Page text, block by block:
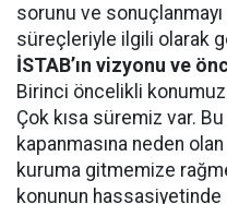
sorunu ve
süreçleriyle ilgili olarak
İSTAB’ın vizyonu ve
Birinci öncelikli
Çok kısa süremiz var.
kapanmasına neden
kuruma gitmemize
konunun hassasiyetinde